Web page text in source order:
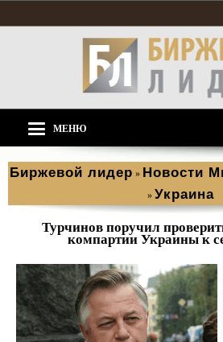
МЕНЮ
Биржевой лидер » Новости
» Украина
Турчинов поручил
компартии Украины к